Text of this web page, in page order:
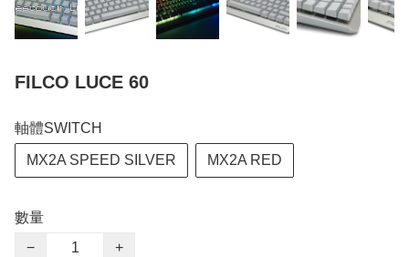
FILCO LUCE 60
軸體SWITCH
MX2A SPEED SILVER MX2A RED
數量
−
+